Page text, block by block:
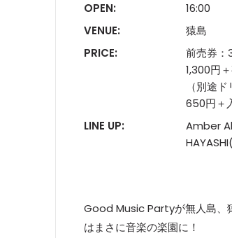
OPEN:
16:00
VENUE:
猿島
PRICE:
前売券：
1,300円
（別途
650円＋
LINE UP:
Amber
Good Music Partyが無人島、
はまさに音楽の楽園に！